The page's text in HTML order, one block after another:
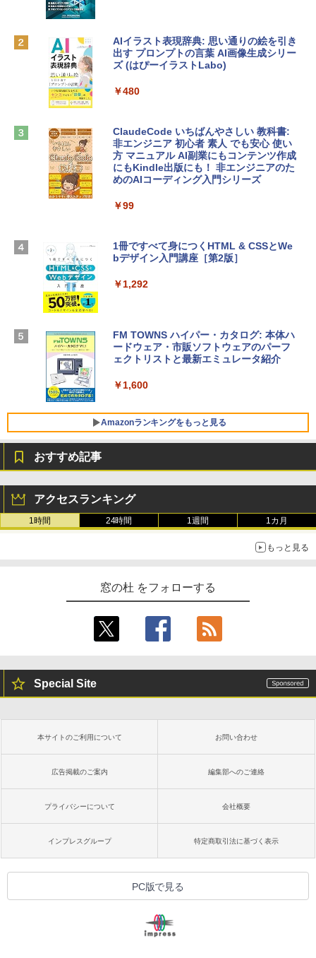
￥131,111
ンケース Dell NEC Lavie ASUS HP dyna
￥2,952
Apple 2026 MacBook Air M5チップ搭載
13インチノートブック：AIとApple Intell
スプレイ、16GBユニファイドメモリ、1
D - ミッドナイト
SSD インテル Core 5
￥129,800
ersonal/Copilotキー搭載/Win 11/15.6型/
Core i5/16GB/SSD 512GB/ホワイト) FM
VWK3E15W_AZ
Robloxギフトカード - 1000 Robux 【限
定バーチャルアイテムを含む】 【オンラ
ラインコード版
Microsoft Office Home & Business 202
4(最新 永続版)|オンラインコード版|Wind
ows11、10/mac対応|PC2台
￥39,582
Robloxギフトカード - 2,000 Robux 【限
定バーチャルアイテムを含む】 【オンラ
ラインコード版
Windows版 | Minecraft (マインクラフ
ト): Java & Bedrock Edition | オンライ
AIイラスト表現辞典: 思い通りの絵を引き
出す プロンプトの言葉 AI画像生成シリー
ズ (はぴーイラストLabo)
￥480
ClaudeCode いちばんやさしい 教科書:
非エンジニア 初心者 素人 でも安心 使い
方 マニュアル AI副業にもコンテンツ作成
にもKindle出版にも！ 非エンジニアのた
めのAIコーディング入門シリーズ
￥99
1冊ですべて身につくHTML & CSSとWe
bデザイン入門講座［第2版］
￥1,292
FM TOWNS ハイパー・カタログ: 本体ハ
ードウェア・市販ソフトウェアのパーフ
ェクトリストと最新エミュレータ紹介
￥1,600
Amazonランキングをもっと見る
ンチディスプレイ、色調調節ライト、12
週間持続バッテリー、広告なし、ブラッ
ク
Amazon Kindle - 目に優しい、かさばら
ない、大きな画面で読みやすい、6週間持
書籍リーダー、マッチャ、16GB、広告な
Kindle Paperwhite シグニチャーエディ
るさ自動調整、色調調節ライト、12週間
持続バッテリー、広告なし、メタリック
Amazon Kindle Colorsoft | 16GBストレ
ージ、防水、7インチカラーディスプレ
イ、色調調節ライト、最大8週間持続バッ
テリー、広告無し、ブラック (2025年発
売)
￥31,980
New Amazon Kindle Scribe Colorsoft |
11インチカラーディスプレイ、64GBスト
おすすめ記事
アクセスランキング
1時間 24時間 1週間 1カ月
もっと見る
窓の杜 をフォローする
Special Site
本サイトのご利用について お問い合わせ
広告掲載のご案内 編集部へのご連絡
プライバシーについて 会社概要
インプレスグループ 特定商取引法に基づく表示
PC版で見る